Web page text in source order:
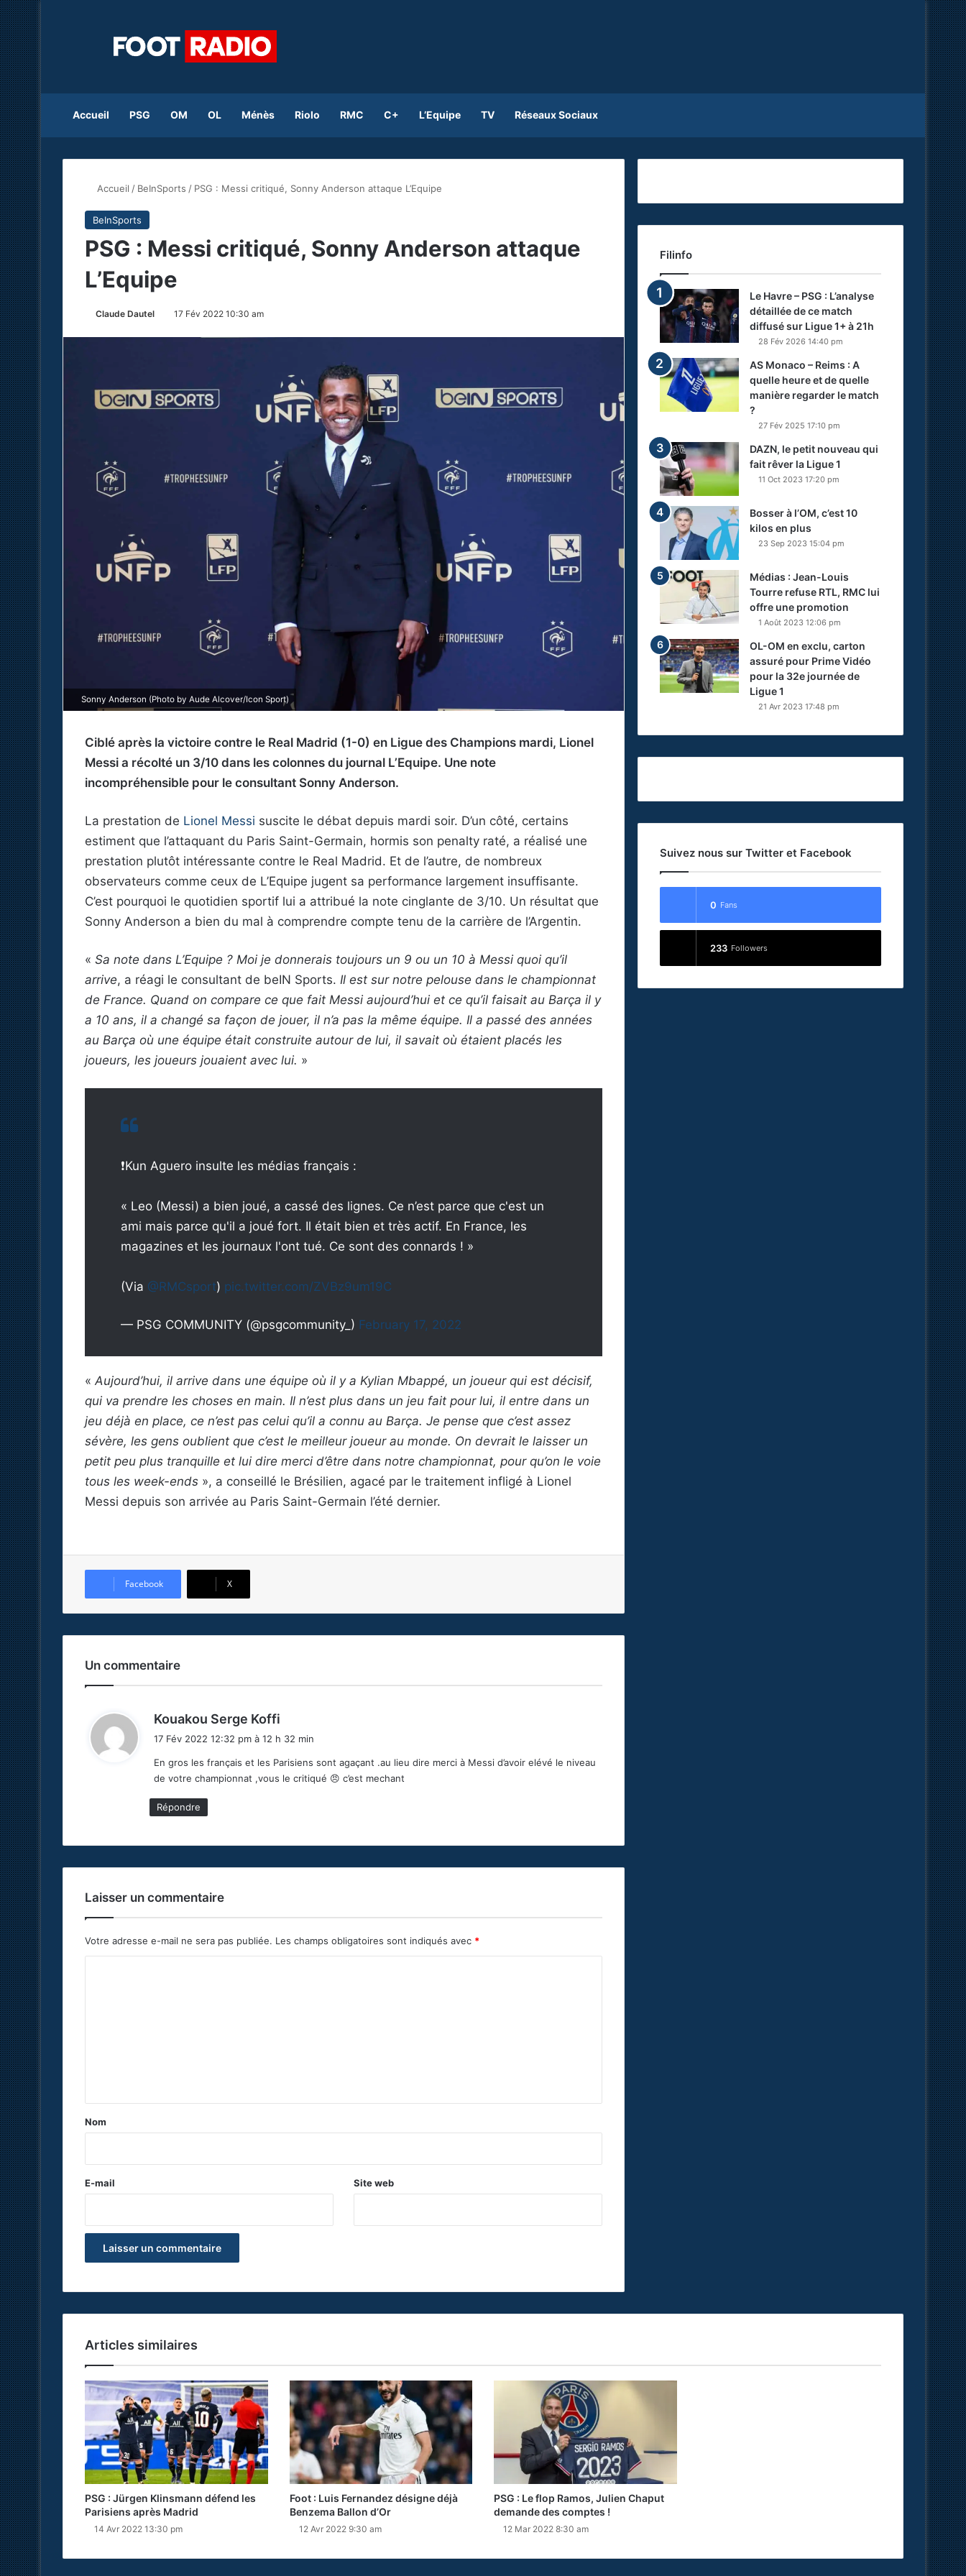
Accueil PSG OM OL Ménès Riolo RMC C+ L’Equipe TV Réseaux Sociaux
Accueil / BeInSports / PSG : Messi critiqué, Sonny Anderson attaque L’Equipe
BeInSports
PSG : Messi critiqué, Sonny Anderson attaque
L’Equipe
Claude Dautel 17 Fév 2022 10:30 am
Sonny Anderson (Photo by Aude Alcover/Icon Sport)
Ciblé après la victoire contre le Real Madrid (1-0) en Ligue des Champions mardi, Lionel
Messi a récolté un 3/10 dans les colonnes du journal L’Equipe. Une note
incompréhensible pour le consultant Sonny Anderson.
La prestation de Lionel Messi suscite le débat depuis mardi soir. D’un côté, certains
estiment que l’attaquant du Paris Saint-Germain, hormis son penalty raté, a réalisé une
prestation plutôt intéressante contre le Real Madrid. Et de l’autre, de nombreux
observateurs comme ceux de L’Equipe jugent sa performance largement insuffisante.
C’est pourquoi le quotidien sportif lui a attribué la note cinglante de 3/10. Un résultat que
Sonny Anderson a bien du mal à comprendre compte tenu de la carrière de l’Argentin.
« Sa note dans L’Equipe ? Moi je donnerais toujours un 9 ou un 10 à Messi quoi qu’il
arrive, a réagi le consultant de beIN Sports. Il est sur notre pelouse dans le championnat
de France. Quand on compare ce que fait Messi aujourd’hui et ce qu’il faisait au Barça il y
a 10 ans, il a changé sa façon de jouer, il n’a pas la même équipe. Il a passé des années
au Barça où une équipe était construite autour de lui, il savait où étaient placés les
joueurs, les joueurs jouaient avec lui. »
❗️Kun Aguero insulte les médias français :
« Leo (Messi) a bien joué, a cassé des lignes. Ce n’est parce que c'est un
ami mais parce qu'il a joué fort. Il était bien et très actif. En France, les
magazines et les journaux l'ont tué. Ce sont des connards ! »
(Via @RMCsport) pic.twitter.com/ZVBz9um19C
— PSG COMMUNITY (@psgcommunity_) February 17, 2022
« Aujourd’hui, il arrive dans une équipe où il y a Kylian Mbappé, un joueur qui est décisif,
qui va prendre les choses en main. Il n’est plus dans un jeu fait pour lui, il entre dans un
jeu déjà en place, ce n’est pas celui qu’il a connu au Barça. Je pense que c’est assez
sévère, les gens oublient que c’est le meilleur joueur au monde. On devrait le laisser un
petit peu plus tranquille et lui dire merci d’être dans notre championnat, pour qu’on le voie
tous les week-ends », a conseillé le Brésilien, agacé par le traitement infligé à Lionel
Messi depuis son arrivée au Paris Saint-Germain l’été dernier.
Facebook X
Un commentaire
Kouakou Serge Koffi
17 Fév 2022 12:32 pm à 12 h 32 min
En gros les français et les Parisiens sont agaçant .au lieu dire merci à Messi d’avoir elévé le niveau
de votre championnat ,vous le critiqué 😠 c’est mechant
Répondre
Laisser un commentaire
Votre adresse e-mail ne sera pas publiée. Les champs obligatoires sont indiqués avec *
a
e
Nom
E-mail Site web
Filinfo
Le Havre – PSG : L’analyse
détaillée de ce match
diffusé sur Ligue 1+ à 21h
28 Fév 2026 14:40 pm
AS Monaco – Reims : A
quelle heure et de quelle
manière regarder le match
?
27 Fév 2025 17:10 pm
DAZN, le petit nouveau qui
fait rêver la Ligue 1
11 Oct 2023 17:20 pm
Bosser à l’OM, c’est 10
kilos en plus
23 Sep 2023 15:04 pm
Médias : Jean-Louis
Tourre refuse RTL, RMC lui
offre une promotion
1 Août 2023 12:06 pm
OL-OM en exclu, carton
assuré pour Prime Vidéo
pour la 32e journée de
Ligue 1
21 Avr 2023 17:48 pm
Suivez nous sur Twitter et Facebook
0 Fans
233 Followers
Articles similaires
PSG : Jürgen Klinsmann défend les
Parisiens après Madrid
14 Avr 2022 13:30 pm
Foot : Luis Fernandez désigne déjà
Benzema Ballon d’Or
12 Avr 2022 9:30 am
PSG : Le flop Ramos, Julien Chaput
demande des comptes !
12 Mar 2022 8:30 am